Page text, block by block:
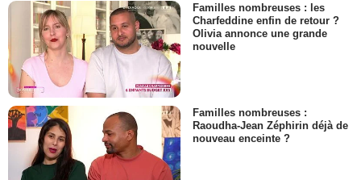
Familles nombreuses : les
Charfeddine enfin de retour ?
Olivia annonce une grande
nouvelle
Familles nombreuses :
Raoudha-Jean Zéphirin déjà de
nouveau enceinte ?